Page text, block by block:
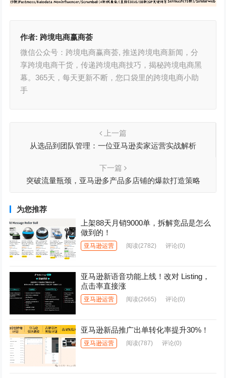
作者: 跨境电商赢商荟
微信公众号：跨境电商赢商荟, 推送跨境电商新闻，分
享跨境电商干货，传递跨境电商技巧，揭秘跨境电商黑
幕。365天，每天更新不断，您口袋里的跨境电商小助
手
上一篇
从选品到团队管理：一位亚马逊卖家运营实战解析
下一篇
突破流量瓶颈，亚马逊多产品多店铺的爆款打造策略
为您推荐
上架88天月销9000单，拆解竞品是怎么
做到的！
亚马逊运营 阅读(2782) 评论(0)
亚马逊新语音功能上线！改对 Listing，
点击率直接涨
亚马逊运营 阅读(2665) 评论(0)
亚马逊新品推广出单转化率提升30%！
亚马逊运营 阅读(787) 评论(0)